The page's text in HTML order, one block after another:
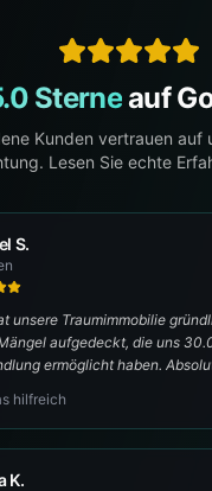
Sterneauf
Kunden vertrauen auf
Lesen Sie echte
S.
unsere Traumimmobilie
aufgedeckt, die uns
ermöglicht haben.
hilfreich
K.